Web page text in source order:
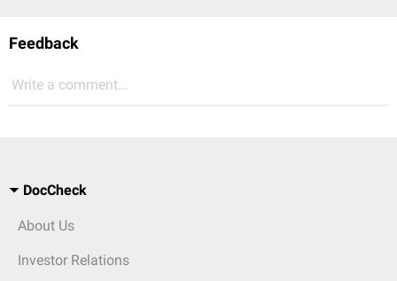
Feedback
Write a comment...
DocCheck
About Us
Investor Relations